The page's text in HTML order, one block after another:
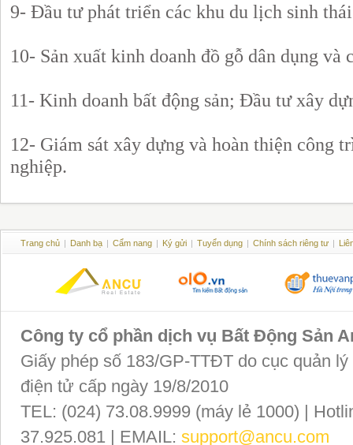
9- Đầu tư phát triển các khu du lịch sinh
10- Sản xuất kinh doanh đồ gỗ dân dụng và
11- Kinh doanh bất động sản; Đầu tư xây
12- Giám sát xây dựng và hoàn thiện công
nghiệp.
Trang chủ | Danh bạ | Cẩm nang | Ký gửi | Tuyển dụng | Chính sách riêng tư |
Công ty cổ phần dịch vụ Bất Động Sản
Giấy phép số 183/GP-TTĐT do cục quản
điện tử cấp ngày 19/8/2010
TEL: (024) 73.08.9999 (máy lẻ 1000) |
37.925.081 | EMAIL: support@ancu.com